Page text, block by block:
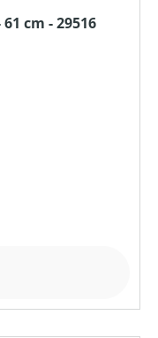
cm - 29516